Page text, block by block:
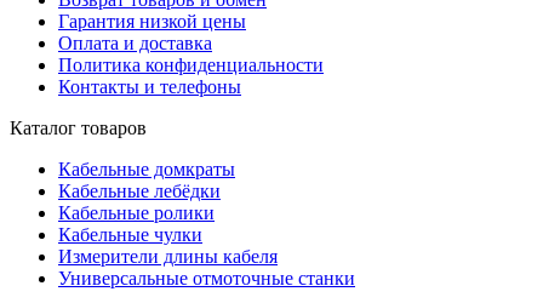
Гарантия низкой цены
Оплата и доставка
Политика конфиденциальности
Контакты и телефоны
Каталог товаров
Кабельные домкраты
Кабельные лебёдки
Кабельные ролики
Кабельные чулки
Измерители длины кабеля
Универсальные отмоточные станки